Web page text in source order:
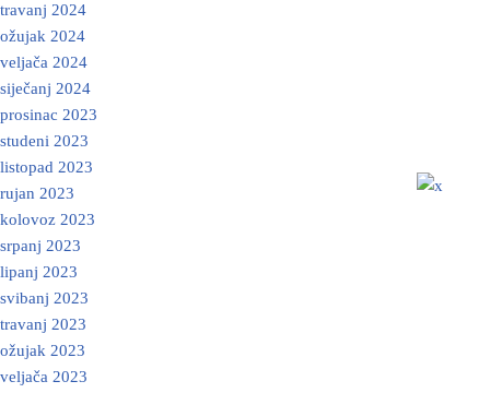
travanj 2024
ožujak 2024
veljača 2024
siječanj 2024
prosinac 2023
studeni 2023
listopad 2023
rujan 2023
kolovoz 2023
srpanj 2023
lipanj 2023
svibanj 2023
travanj 2023
ožujak 2023
veljača 2023